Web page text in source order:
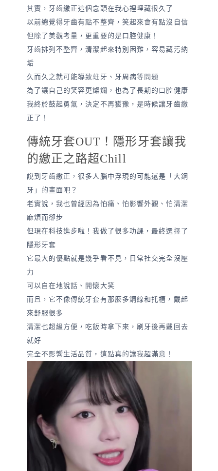
其實，牙齒繳正這個念頭在我心裡埋藏很久了
以前總覺得牙齒有點不整齊，笑起來會有點沒自信
但除了美觀考量，更重要的是口腔健康！
牙齒排列不整齊，清潔起來特別困難，容易藏污納
垢
久而久之就可能導致蛀牙、牙周病等問題
為了讓自己的笑容更燦爛，也為了長期的口腔健康
我終於鼓起勇氣，決定不再猶豫，是時候讓牙齒繳
正了！
傳統牙套OUT！隱形牙套讓我
的繳正之路超Chill
說到牙齒繳正，很多人腦中浮現的可能還是「大鋼
牙」的畫面吧？
老實說，我也曾經因為怕痛、怕影響外觀、怕清潔
麻煩而卻步
但現在科技進步啦！我做了很多功課，最終選擇了
隱形牙套
它最大的優點就是幾乎看不見，日常社交完全沒壓
力
可以自在地說話、開懷大笑
而且，它不像傳統牙套有那麼多鋼線和托槽，戴起
來舒服很多
清潔也超級方便，吃飯時拿下來，刷牙後再戴回去
就好
完全不影響生活品質，這點真的讓我超滿意！